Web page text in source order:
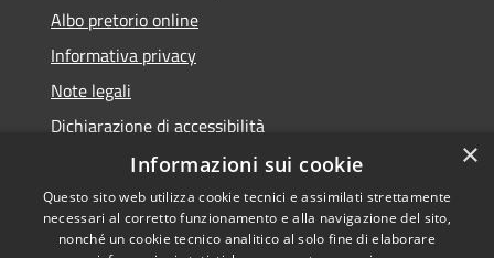
Albo pretorio online
Informativa privacy
Note legali
Dichiarazione di accessibilità
Copyright © 2026 • Comune di
×
Informazioni sui cookie
Questo sito web utilizza cookie tecnici e assimilati strettamente
necessari al corretto funzionamento e alla navigazione del sito,
nonché un cookie tecnico analitico al solo fine di elaborare